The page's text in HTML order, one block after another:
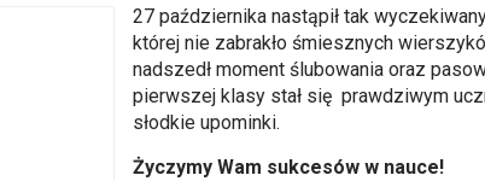
27 października nastąpił tak
której nie zabrakło śmiesznych
nadszedł moment ślubowania oraz
pierwszej klasy stał się prawdziwym
słodkie upominki.
Życzymy Wam sukcesów w nauce!